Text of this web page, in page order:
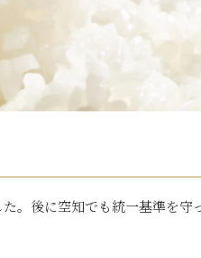
。後に空知でも統一基準を守